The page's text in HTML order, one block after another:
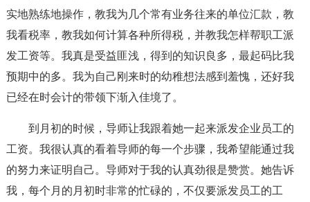
实地熟练地操作，教我为几个常有业务往来的单位汇款，教
我看税率，教我如何计算各种所得税，并教我怎样帮职工派
发工资等。我真是受益匪浅，得到的知识良多，最起码比我
预期中的多。我为自己刚来时的幼稚想法感到羞愧，还好我
已经在时会计的带领下渐入佳境了。
到月初的时候，导师让我跟着她一起来派发企业员工的
工资。我很认真的看着导师的每一个步骤，我希望能通过我
的努力来证明自己。导师对于我的认真劲很是赞赏。她告诉
我，每个月的月初时非常的忙碌的，不仅要派发员工的工